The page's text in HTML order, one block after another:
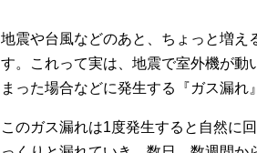
地震や台風などのあと、ちょっと増
す。これって実は、地震で室外機が
まった場合などに発生する『ガス漏れ
このガス漏れは1度発生すると自然に